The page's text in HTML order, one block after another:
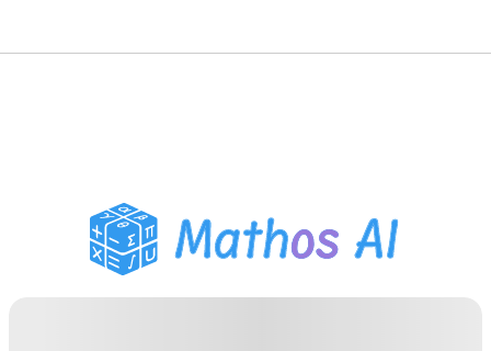
Assistente Compiti PDF
Strumenti di studio